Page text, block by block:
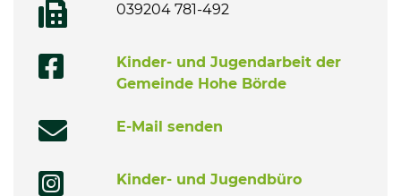
039204 781-492
Kinder- und Jugendarbeit der
Gemeinde Hohe Börde
E-Mail senden
Kinder- und Jugendbüro